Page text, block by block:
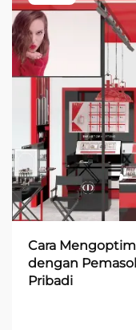
Cara
dengan
Pribadi